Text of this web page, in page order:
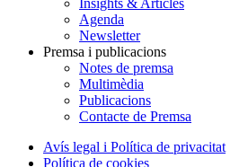
Insights & Articles
Agenda
Newsletter
Premsa i publicacions
Notes de premsa
Multimèdia
Publicacions
Contacte de Premsa
Avís legal i Política de privacitat
Política de cookies